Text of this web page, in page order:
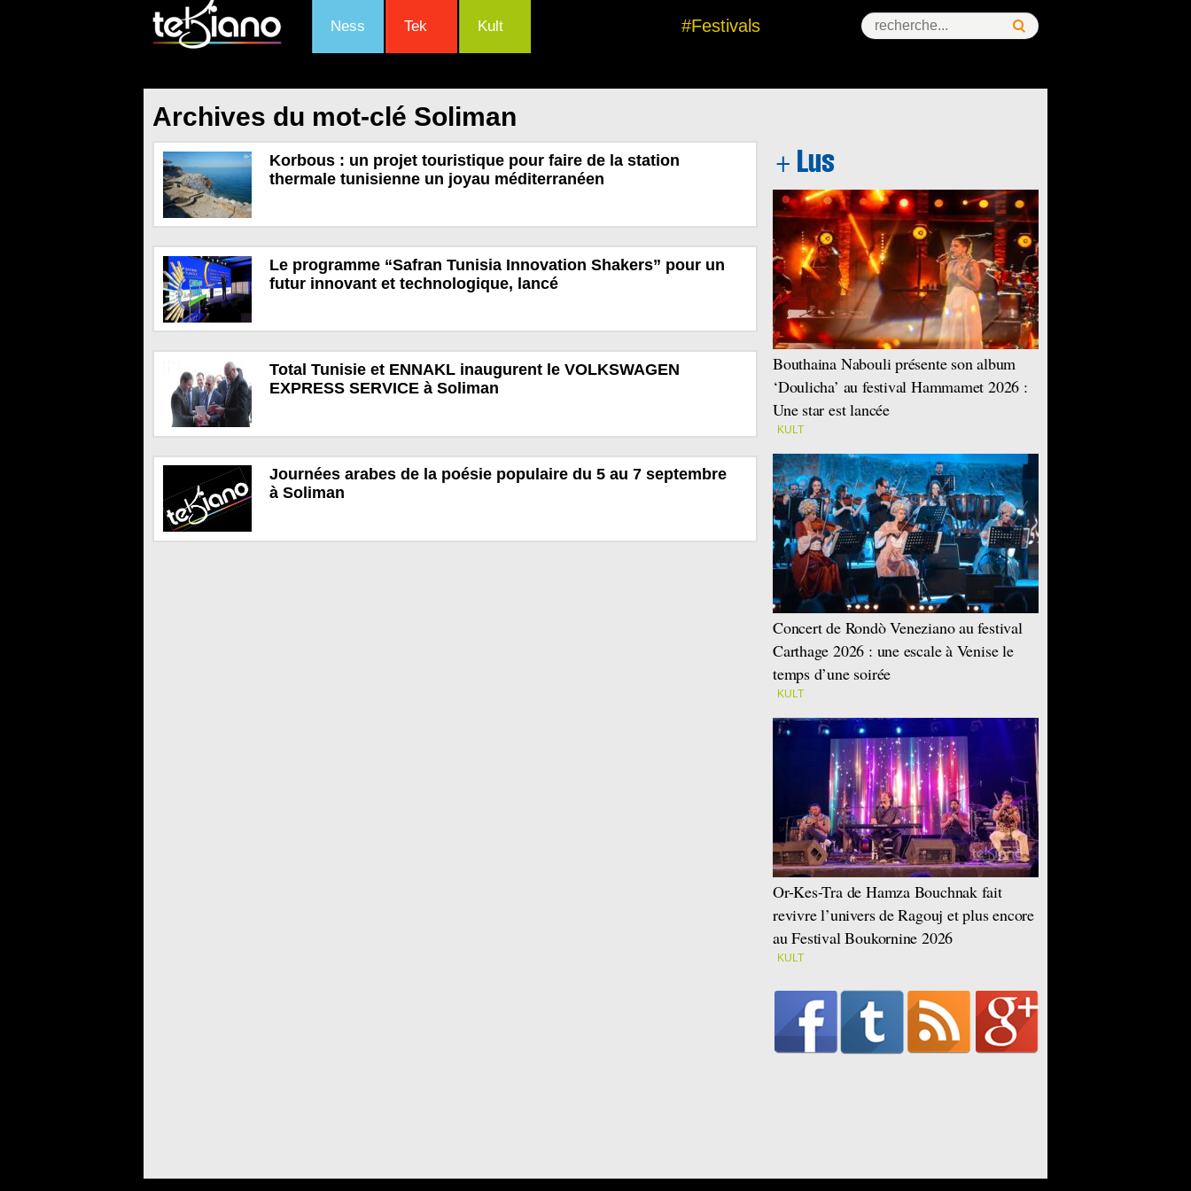
Ness Tek Kult #Festivals
Archives du mot-clé Soliman
Korbous : un projet touristique pour faire de la station
thermale tunisienne un joyau méditerranéen
Le programme “Safran Tunisia Innovation Shakers” pour un
futur innovant et technologique, lancé
Total Tunisie et ENNAKL inaugurent le VOLKSWAGEN
EXPRESS SERVICE à Soliman
Journées arabes de la poésie populaire du 5 au 7 septembre
à Soliman
Bouthaina Nabouli présente son album
‘Doulicha’ au festival Hammamet 2026 :
Une star est lancée
KULT
Concert de Rondò Veneziano au festival
Carthage 2026 : une escale à Venise le
temps d’une soirée
KULT
Or-Kes-Tra de Hamza Bouchnak fait
revivre l’univers de Ragouj et plus encore
au Festival Boukornine 2026
KULT